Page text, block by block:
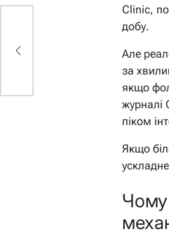
Clinic,
добу.
Але
за
якщо
журналі
піком
Якщо
Чому